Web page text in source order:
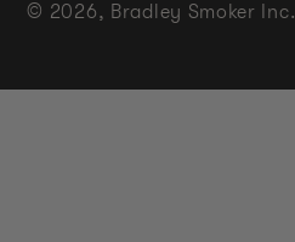
© 2026, Bradley Smoker Inc.